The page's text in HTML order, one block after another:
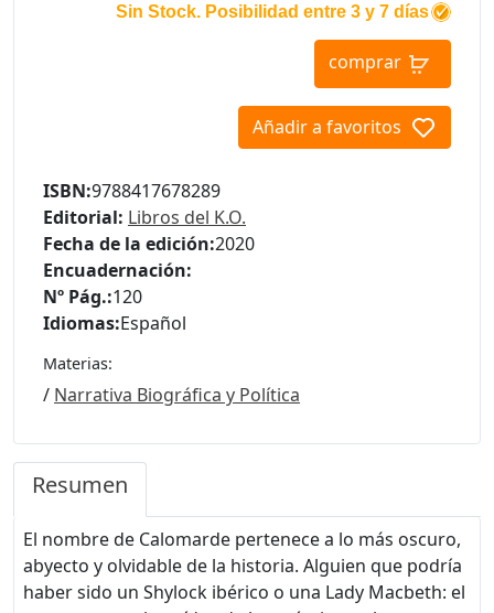
Sin Stock. Posibilidad entre 3 y 7 días
comprar
Añadir a favoritos
ISBN:9788417678289
Editorial: Libros del K.O.
Fecha de la edición:2020
Encuadernación:
Nº Pág.:120
Idiomas:Español
Materias:
/ Narrativa Biográfica y Política
Resumen
El nombre de Calomarde pertenece a lo más oscuro,
abyecto y olvidable de la historia. Alguien que podría
haber sido un Shylock ibérico o una Lady Macbeth: el